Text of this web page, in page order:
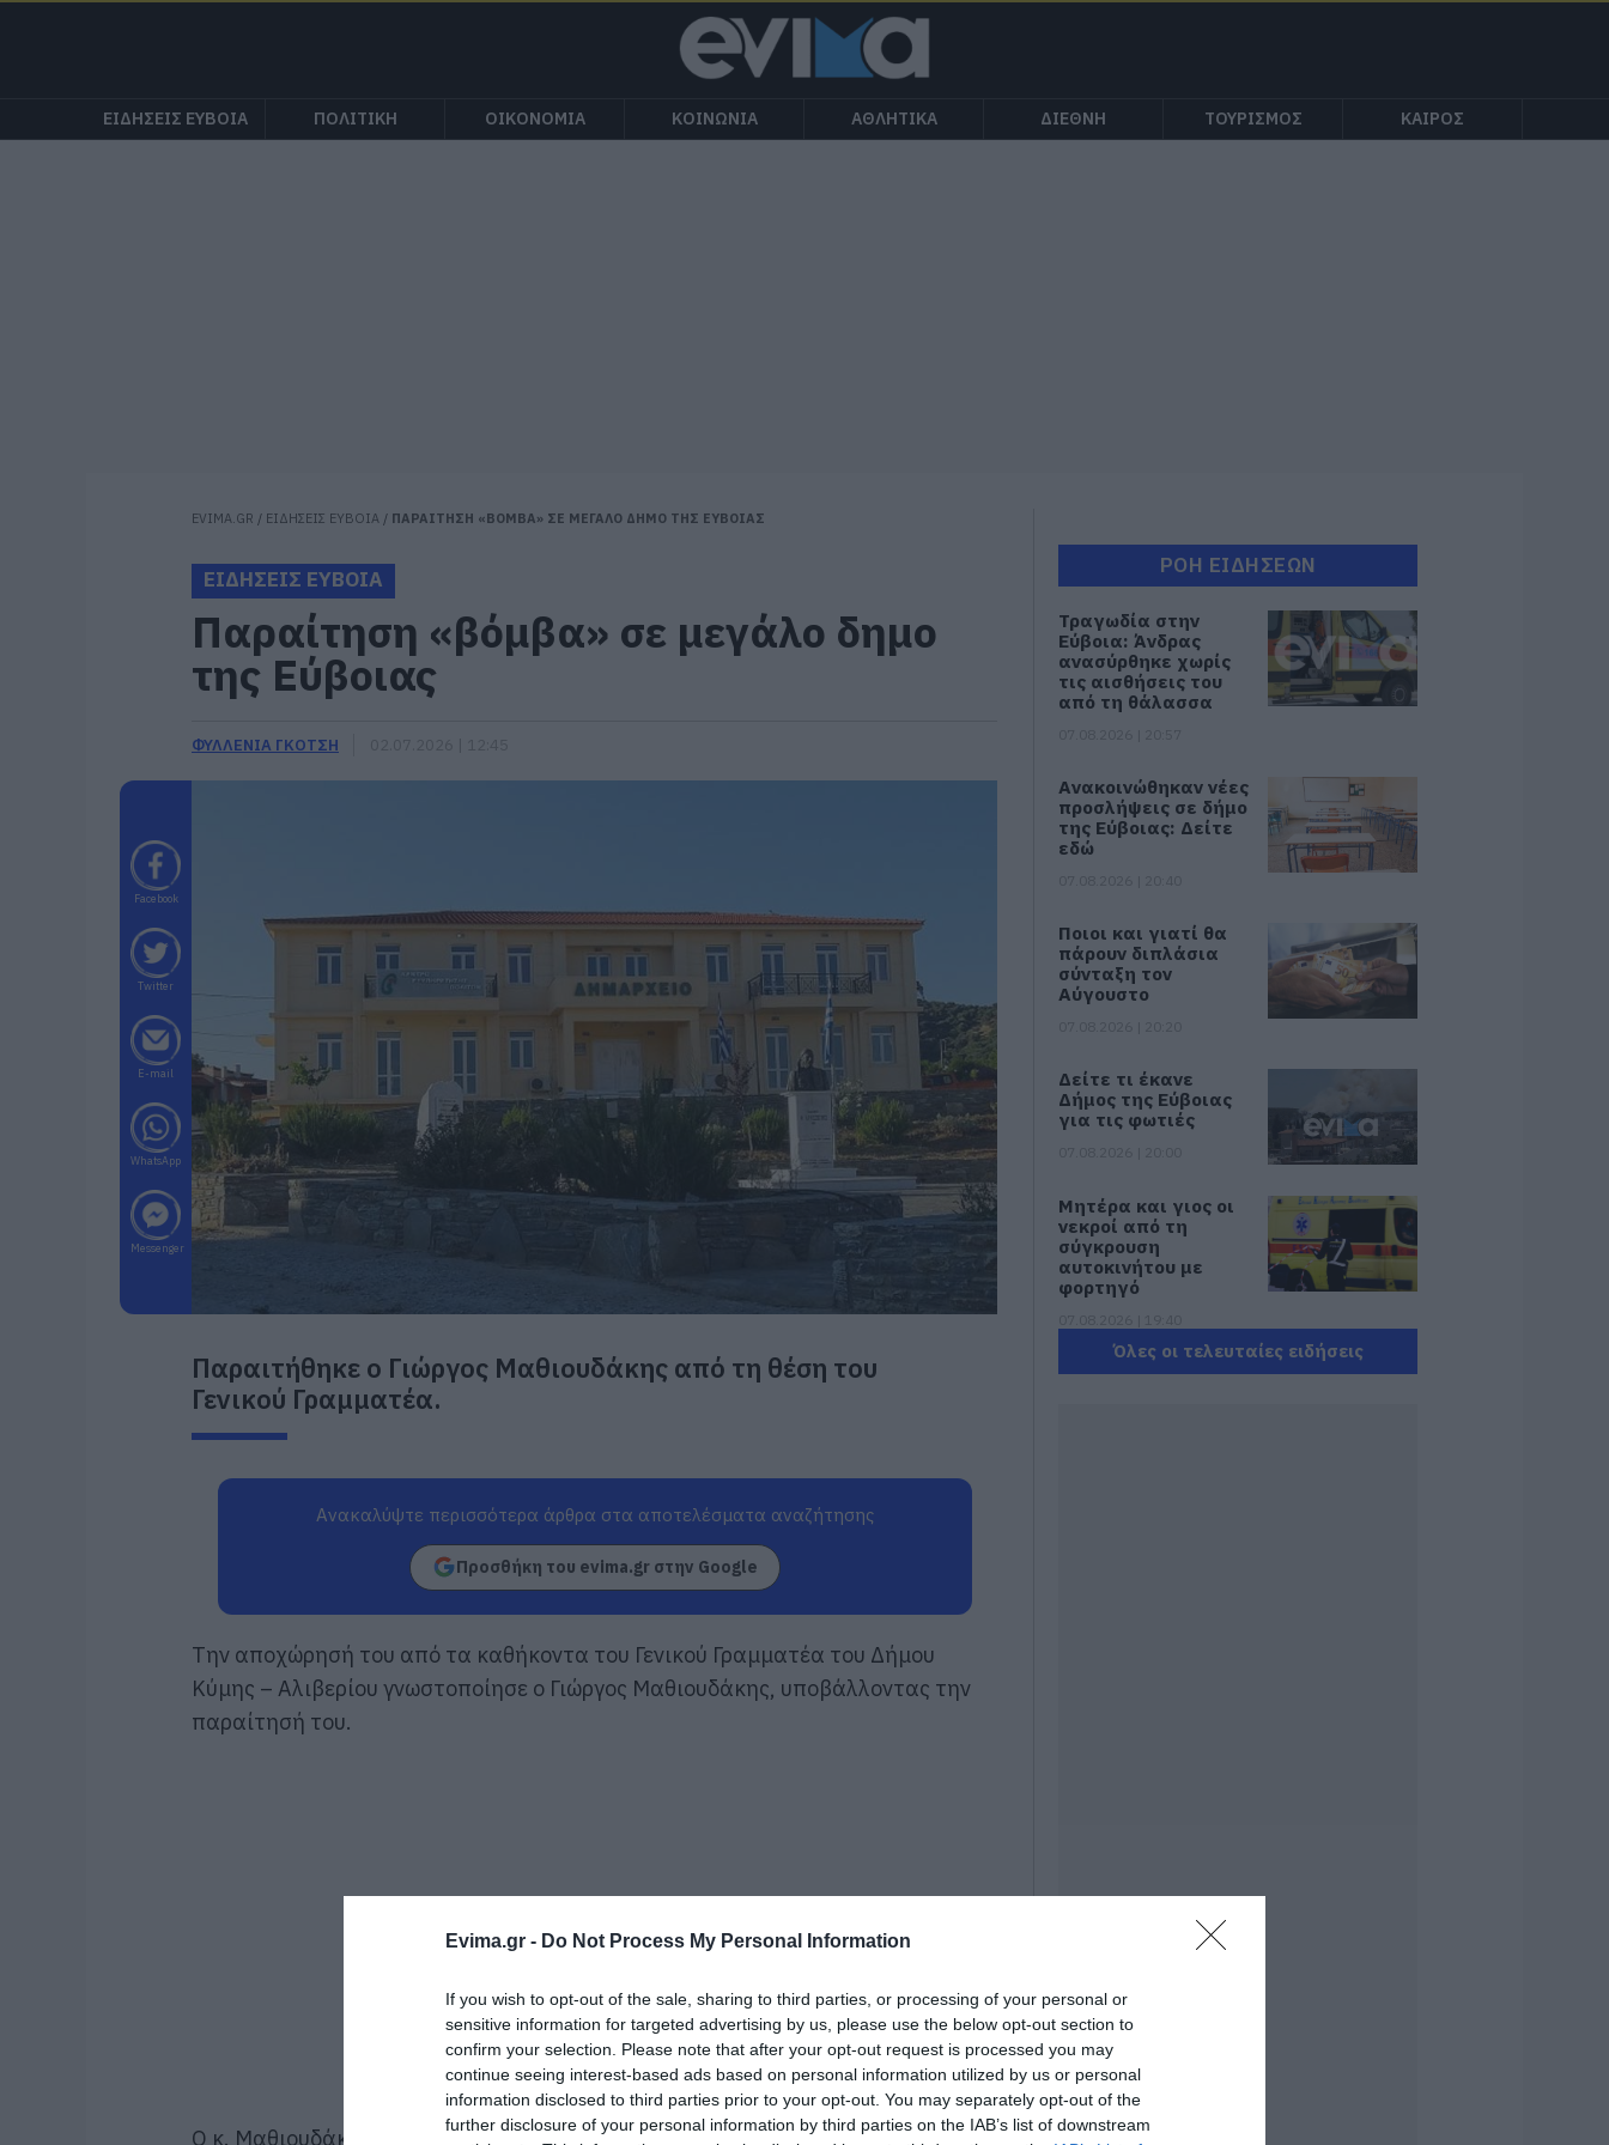
Evima.gr - Do Not Process My Personal Information
If you wish to opt-out of the sale, sharing to third parties, or processing of your personal or
sensitive information for targeted advertising by us, please use the below opt-out section to
confirm your selection. Please note that after your opt-out request is processed you may
continue seeing interest-based ads based on personal information utilized by us or personal
information disclosed to third parties prior to your opt-out. You may separately opt-out of the
further disclosure of your personal information by third parties on the IAB’s list of downstream
ΕΙΔΗΣΕΙΣ ΕΥΒΟΙΑ ΠΟΛΙΤΙΚΗ ΟΙΚΟΝΟΜΙΑ ΚΟΙΝΩΝΙΑ ΑΘΛΗΤΙΚΑ ΔΙΕΘΝΗ ΤΟΥΡΙΣΜΟΣ ΚΑΙΡΟΣ
EVIMA.GR / ΕΙΔΗΣΕΙΣ ΕΥΒΟΙΑ / ΠΑΡΑΙΤΗΣΗ «ΒΟΜΒΑ» ΣΕ ΜΕΓΑΛΟ ΔΗΜΟ ΤΗΣ ΕΥΒΟΙΑΣ
ΕΙΔΗΣΕΙΣ ΕΥΒΟΙΑ
Παραίτηση «βόμβα» σε μεγάλο δημο
της Εύβοιας
ΦΥΛΛΕΝΙΑ ΓΚΟΤΣΗ
Facebook
Twitter
E-mail
WhatsApp
Messenger
Παραιτήθηκε ο Γιώργος Μαθιουδάκης από τη θέση του
Γενικού Γραμματέα.
Ανακαλύψτε περισσότερα άρθρα στα αποτελέσματα αναζήτησης
Προσθήκη του evima.gr στην Google
Την αποχώρησή του από τα καθήκοντα του Γενικού Γραμματέα του Δήμου
Κύμης – Αλιβερίου γνωστοποίησε ο Γιώργος Μαθιουδάκης, υποβάλλοντας την
παραίτησή του.
Ο κ. Μαθιουδάκης υπηρετούσε στη συγκεκριμένη θέση από το 2016, όταν είχε
ΡΟΗ ΕΙΔΗΣΕΩΝ
Τραγωδία στην
Εύβοια: Άνδρας
ανασύρθηκε χωρίς
τις αισθήσεις του
από τη θάλασσα
Ανακοινώθηκαν νέες
προσλήψεις σε δήμο
της Εύβοιας: Δείτε
εδώ
Ποιοι και γιατί θα
πάρουν διπλάσια
σύνταξη τον
Αύγουστο
Δείτε τι έκανε
Δήμος της Εύβοιας
για τις φωτιές
Μητέρα και γιος οι
νεκροί από τη
σύγκρουση
αυτοκινήτου με
φορτηγό
Ράγισαν καρδιές
57χρονο τουρίστα
εκπαιδευτικό από
την Εύβοια που
έφυγε από τη ζωή
07.08.2026 | 18:00
Αυτοψία στα
Όλες οι τελευταίες ειδήσεις